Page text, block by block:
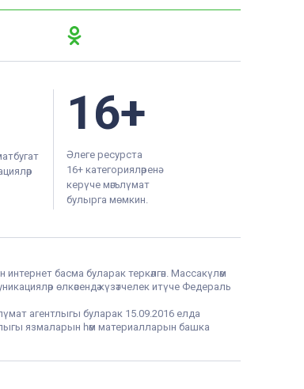
16+
Әлеге ресурста
16+ категорияләренә
керүче мәгълүмат
булырга мөмкин.
басма буларак теркәлгән. Массакүләм
өлкәсендә күзәтчелек итүче Федераль
агентлыгы буларак 15.09.2016 елда
язмаларын һәм материалларын башка